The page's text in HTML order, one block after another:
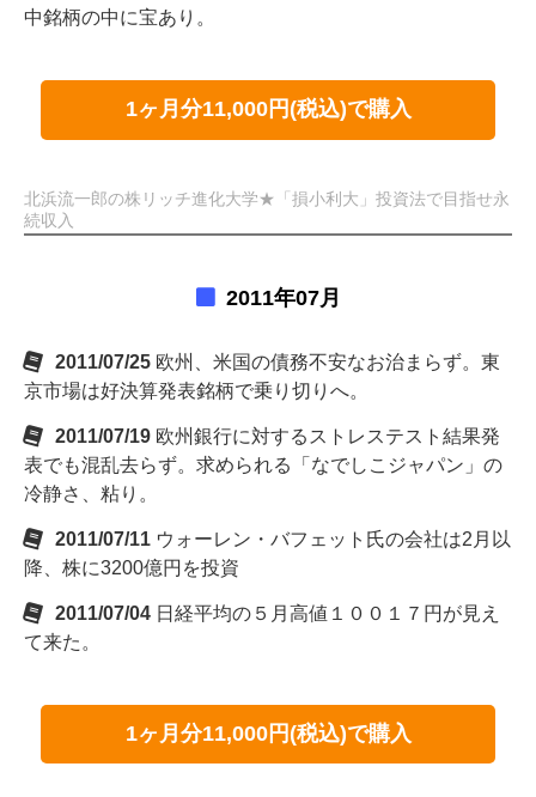
中銘柄の中に宝あり。
1ヶ月分11,000円(税込)で購入
北浜流一郎の株リッチ進化大学★「損小利大」投資法で目指せ永
続収入
2011年07月
2011/07/25 欧州、米国の債務不安なお治まらず。東
京市場は好決算発表銘柄で乗り切りへ。
2011/07/19 欧州銀行に対するストレステスト結果発
表でも混乱去らず。求められる「なでしこジャパン」の
冷静さ、粘り。
2011/07/11 ウォーレン・バフェット氏の会社は2月以
降、株に3200億円を投資
2011/07/04 日経平均の５月高値１００１７円が見え
て来た。
1ヶ月分11,000円(税込)で購入